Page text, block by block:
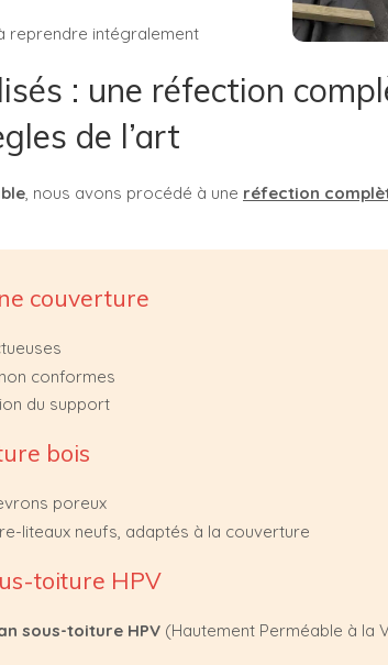
reprendre intégralement
: une réfection
de l’art
, nous avons procédé à une réfection
couverture
conformes
du support
bois
poreux
liteaux neufs, adaptés à la couverture
toiture HPV
sous-toiture HPV (Hautement Perméable à la